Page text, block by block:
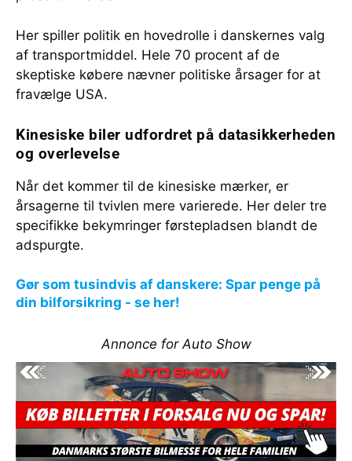
Her spiller politik en hovedrolle i danskernes valg
af transportmiddel. Hele 70 procent af de
skeptiske købere nævner politiske årsager for at
fravælge USA.
Kinesiske biler udfordret på datasikkerheden
og overlevelse
Når det kommer til de kinesiske mærker, er
årsagerne til tvivlen mere varierede. Her deler tre
specifikke bekymringer førstepladsen blandt de
adspurgte.
Gør som tusindvis af danskere: Spar penge på
din bilforsikring - se her!
Annonce for Auto Show